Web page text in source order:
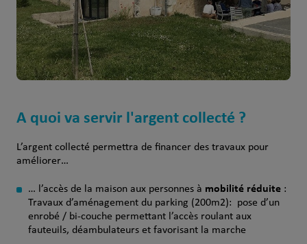
A quoi va servir l'argent collecté ?
L’argent collecté permettra de financer des travaux pour
améliorer…
… l’accès de la maison aux personnes à mobilité réduite:
Travaux d’aménagement du parking (200m2): pose d’un
enrobé / bi-couche permettant l’accès roulant aux
fauteuils, déambulateurs et favorisant la marche